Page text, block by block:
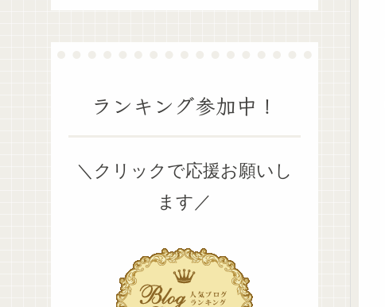
ランキング参加中！
＼クリックで応援お願いし
ます／